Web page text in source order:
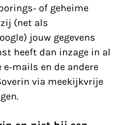
of geheime
(net als
jouw gegevens
heeft dan inzage in al
mails en de andere
via meekijkvrije